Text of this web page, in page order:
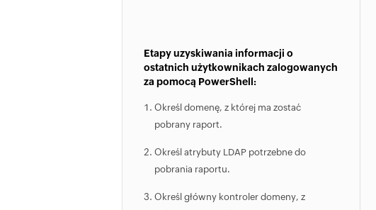
Etapy uzyskiwania informacji o
ostatnich użytkownikach zalogowanych
za pomocą PowerShell:
Określ domenę, z której ma zostać
pobrany raport.
Określ atrybuty LDAP potrzebne do
pobrania raportu.
Określ główny kontroler domeny, z